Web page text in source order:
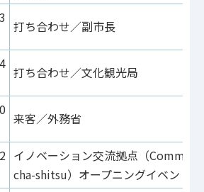
打ち合わせ／副市長
打ち合わせ／文化観光局
来客／外務省
イノベーション交流拠点（
cha-shitsu）オープニングイベント